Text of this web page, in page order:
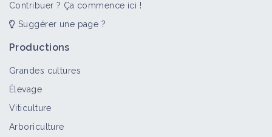
Contribuer ? Ça commence ici !
Suggérer une page ?
Productions
Grandes cultures
Élevage
Viticulture
Arboriculture